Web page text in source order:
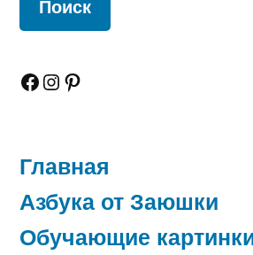
Facebook
Instagram
Pinterest
Главная
Азбука от Заюшки
Обучающие